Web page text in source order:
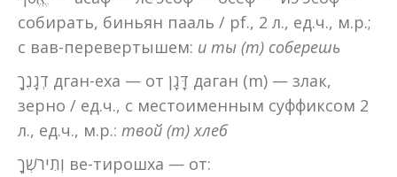
собирать, биньян пааль / pf., 2 л., ед.ч., м.р.;
с вав-перевертышем: и ты (m) соберешь
דְגָנֶךָ дган-еха — от דָּגָן даган (m) — злак,
зерно / ед.ч., с местоименным суффиксом 2
л., ед.ч., м.р.: твой (m) хлеб
וְתִירֹשְׁךָ ве-тирошха — от: